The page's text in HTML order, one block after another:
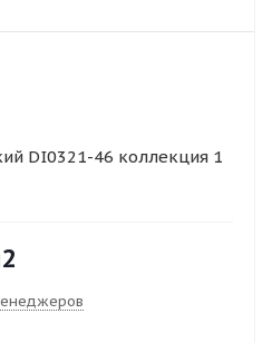
DI0321-46 коллекция 1